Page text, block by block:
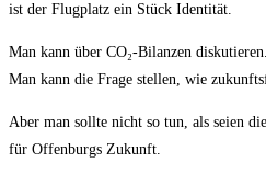
ist der Flugplatz ein Stück Identität.
Man kann über CO₂-Bilanzen diskutieren.
Man kann die Frage stellen, wie
Aber man sollte nicht so tun, als seien
für Offenburgs Zukunft.